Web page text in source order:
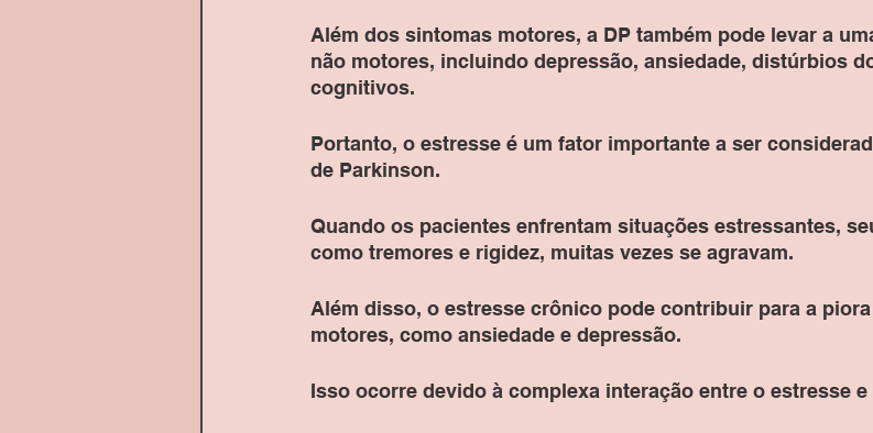
Além dos sintomas motores, a DP também pode levar a
não motores, incluindo depressão, ansiedade, distúrbios
cognitivos.
Portanto, o estresse é um fator importante a ser
de Parkinson.
Quando os pacientes enfrentam situações estressantes,
como tremores e rigidez, muitas vezes se agravam.
Além disso, o estresse crônico pode contribuir para a
motores, como ansiedade e depressão.
Isso ocorre devido à complexa interação entre o estresse